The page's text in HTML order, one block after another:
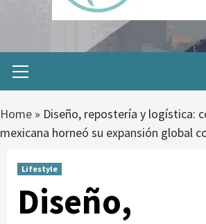
Menu
Home » Diseño, repostería y logística:
mexicana horneó su expansión global
Lifestyle
Diseño,